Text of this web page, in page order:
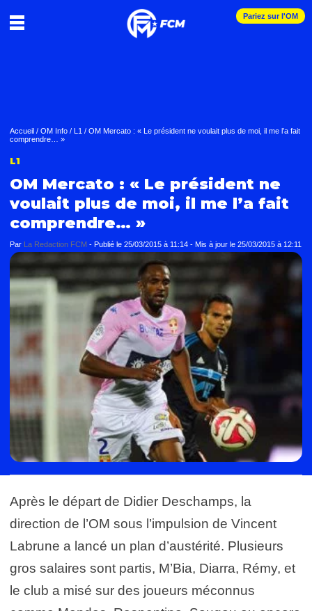
Pariez sur l'OM
Accueil / OM Info / L1 / OM Mercato : « Le président ne voulait plus de moi, il me l’a fait
comprendre… »
L1
OM Mercato : « Le président ne
voulait plus de moi, il me l’a fait
comprendre… »
Par La Redaction FCM - Publié le 25/03/2015 à 11:14 - Mis à jour le 25/03/2015 à 12:11
Après le départ de Didier Deschamps, la
direction de l’OM sous l’impulsion de Vincent
Labrune a lancé un plan d’austérité. Plusieurs
gros salaires sont partis, M’Bia, Diarra, Rémy, et
le club a misé sur des joueurs méconnus